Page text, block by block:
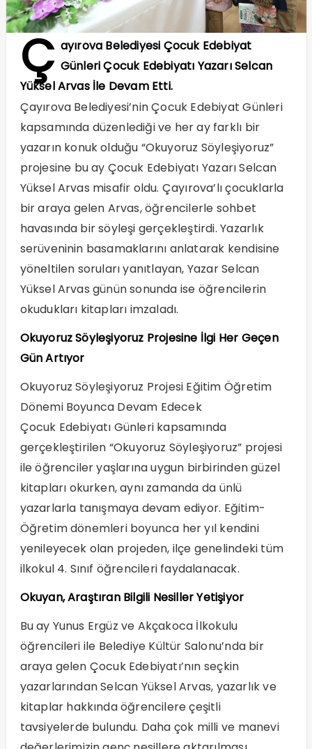
Ç ayırova Belediyesi Çocuk Edebiyat
Günleri Çocuk Edebiyatı Yazarı Selcan
Yüksel Arvas İle Devam Etti.
Çayırova Belediyesi’nin Çocuk Edebiyat Günleri
kapsamında düzenlediği ve her ay farklı bir
yazarın konuk olduğu “Okuyoruz Söyleşiyoruz”
projesine bu ay Çocuk Edebiyatı Yazarı Selcan
Yüksel Arvas misafir oldu. Çayırova’lı çocuklarla
bir araya gelen Arvas, öğrencilerle sohbet
havasında bir söyleşi gerçekleştirdi. Yazarlık
serüveninin basamaklarını anlatarak kendisine
yöneltilen soruları yanıtlayan, Yazar Selcan
Yüksel Arvas günün sonunda ise öğrencilerin
okudukları kitapları imzaladı.
Okuyoruz Söyleşiyoruz Projesine İlgi Her Geçen
Gün Artıyor
Okuyoruz Söyleşiyoruz Projesi Eğitim Öğretim
Dönemi Boyunca Devam Edecek
Çocuk Edebiyatı Günleri kapsamında
gerçekleştirilen “Okuyoruz Söyleşiyoruz” projesi
ile öğrenciler yaşlarına uygun birbirinden güzel
kitapları okurken, aynı zamanda da ünlü
yazarlarla tanışmaya devam ediyor. Eğitim-
Öğretim dönemleri boyunca her yıl kendini
yenileyecek olan projeden, ilçe genelindeki tüm
ilkokul 4. Sınıf öğrencileri faydalanacak.
Okuyan, Araştıran Bilgili Nesiller Yetişiyor
Bu ay Yunus Ergüz ve Akçakoca İlkokulu
öğrencileri ile Belediye Kültür Salonu’nda bir
araya gelen Çocuk Edebiyatı’nın seçkin
yazarlarından Selcan Yüksel Arvas, yazarlık ve
kitaplar hakkında öğrencilere çeşitli
tavsiyelerde bulundu. Daha çok milli ve manevi